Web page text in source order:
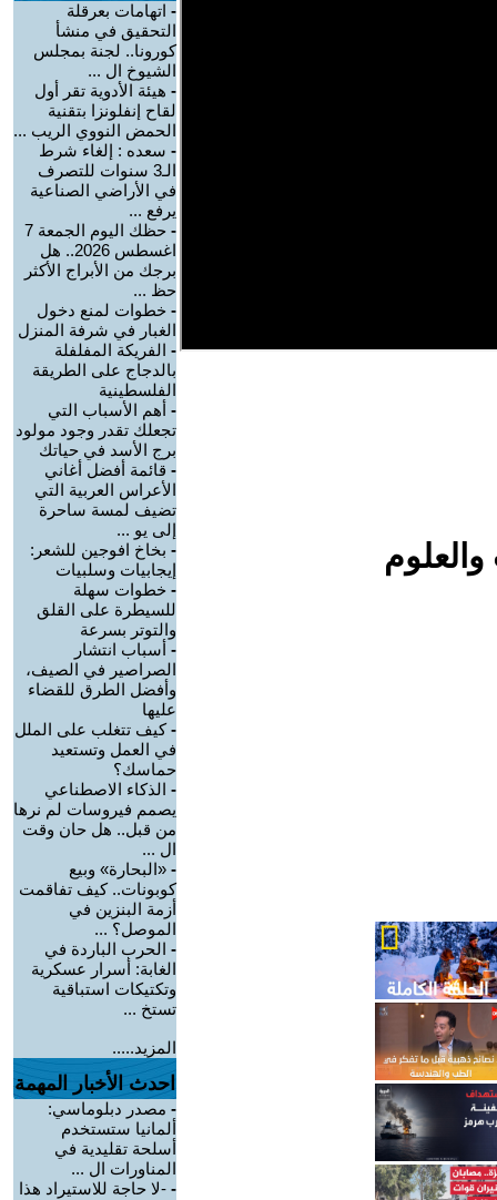
- اتهامات بعرقلة
التحقيق في منشأ
كورونا.. لجنة بمجلس
الشيوخ ال ...
- هيئة الأدوية تقر أول
لقاح إنفلونزا بتقنية
الحمض النووي الريب ...
- سعده : إلغاء شرط
الـ3 سنوات للتصرف
في الأراضي الصناعية
يرفع ...
-
حظك اليوم الجمعة 7
اغسطس 2026.. هل
برجك من الأبراج الأكثر
حظ ...
- خطوات لمنع دخول
الغبار في شرفة المنزل
- الفريكة المفلفلة
بالدجاج على الطريقة
الفلسطينية
- أهم الأسباب التي
تجعلك تقدر وجود مولود
برج الأسد في حياتك
- قائمة أفضل أغاني
الأعراس العربية التي
تضيف لمسة ساحرة
إلى يو ...
- بخاخ افوجين للشعر:
إيجابيات وسلبيات
- خطوات سهلة
للسيطرة على القلق
والتوتر بسرعة
- أسباب انتشار
الصراصير في الصيف،
وأفضل الطرق للقضاء
عليها
-كيف تتغلب على الملل
في العمل وتستعيد
حماسك؟
- الذكاء الاصطناعي
يصمم فيروسات لم نرها
من قبل.. هل حان وقت
ال ...
- «البحارة» وبيع
كوبونات.. كيف تفاقمت
أزمة البنزين في
الموصل؟ ...
- الحرب الباردة في
الغابة: أسرار عسكرية
وتكتيكات استباقية
تستخ ...
المزيد.....
احدث الأخبار المهمة
- مصدر دبلوماسي:
ألمانيا ستستخدم
أسلحة تقليدية في
المناورات ال ...
- -لا حاجة للاستيراد هذا